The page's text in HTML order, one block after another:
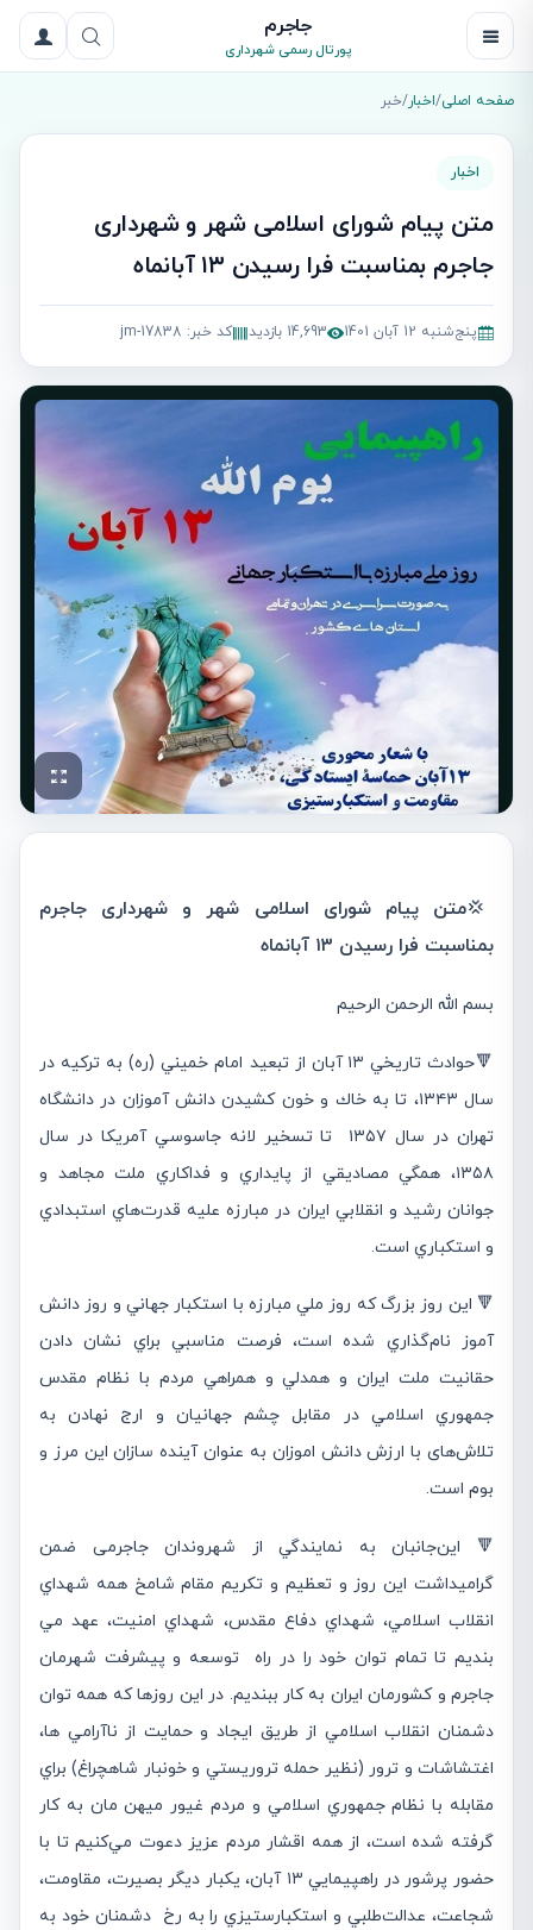
جاجرم
پورتال رسمی شهرداری
صفحه اصلی/اخبار/خبر
اخبار
متن پیام شورای اسلامی شهر و شهرداری
جاجرم بمناسبت فرا رسیدن ۱۳ آبانماه
پنج‌شنبه 12 آبان 1401 14,693 بازدید کد خبر: jm-17838
💢متن پیام شورای اسلامی شهر و شهرداری جاجرم
بمناسبت فرا رسیدن ۱۳ آبانماه
بسم الله الرحمن الرحیم
🔻حوادث تاريخي ۱۳ آبان از تبعيد امام خميني (ره) به تركيه در
سال ۱۳۴۳، تا به خاك و خون كشيدن دانش آموزان در دانشگاه
تهران در سال ۱۳۵۷ تا تسخير لانه جاسوسي آمريكا در سال
۱۳۵۸، همگي مصاديقي از پايداري و فداكاري ملت مجاهد و
جوانان رشيد و انقلابي ايران در مبارزه عليه قدرت‌هاي استبدادي
و استكباري است.
🔻 اين روز بزرگ كه روز ملي مبارزه با استكبار جهاني و روز دانش
آموز نام‌گذاري شده است، فرصت مناسبي براي نشان دادن
حقانيت ملت ايران و همدلي و همراهي مردم با نظام مقدس
جمهوري اسلامي در مقابل چشم جهانيان و ارج نهادن به
تلاش‌های با ارزش دانش اموزان به عنوان آینده سازان این مرز و
بوم است.
🔻 اين‌جانبان به نمايندگي از شهروندان جاجرمی ضمن
گراميداشت اين روز و تعظيم و تكريم مقام شامخ همه شهداي
انقلاب اسلامي، شهداي دفاع مقدس، شهداي امنيت، عهد مي
بنديم تا تمام توان خود را در راه توسعه و پیشرفت شهرمان
جاجرم و کشورمان ایران به كار ببنديم. در اين روزها كه همه توان
دشمنان انقلاب اسلامي از طريق ايجاد و حمايت از نا‌آرامي ها،
اغتشاشات و ترور (نظير حمله تروريستي و خونبار شاهچراغ) براي
مقابله با نظام جمهوري اسلامي و مردم غيور ميهن مان به كار
گرفته شده است، از همه اقشار مردم عزيز دعوت مي‌كنیم تا با
حضور پرشور در راهپيمايي ۱۳ آبان، يكبار ديگر بصيرت، مقاومت،
شجاعت، عدالت‌طلبي و استكبارستيزي را به رخ دشمنان خود به